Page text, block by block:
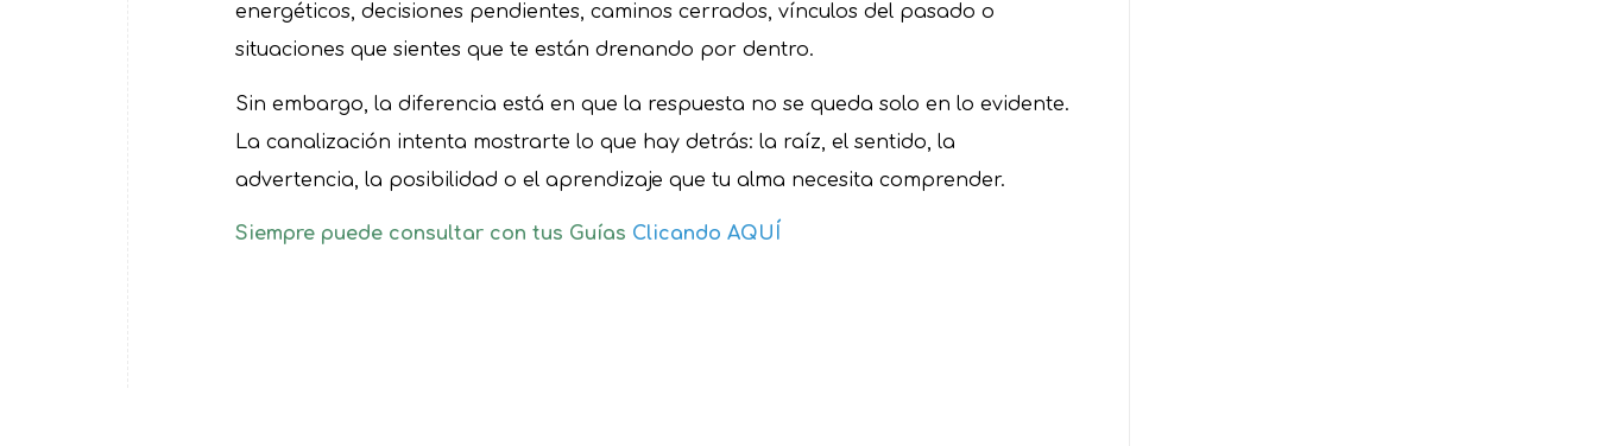
energéticos, decisiones pendientes, caminos cerrados, vínculos del pasado o
situaciones que sientes que te están drenando por dentro.
Sin embargo, la diferencia está en que la respuesta no se queda solo en lo evidente.
La canalización intenta mostrarte lo que hay detrás: la raíz, el sentido, la
advertencia, la posibilidad o el aprendizaje que tu alma necesita comprender.
Siempre puede consultar con tus Guías Clicando AQUÍ